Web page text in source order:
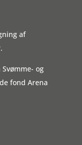
af
og
fond Arena